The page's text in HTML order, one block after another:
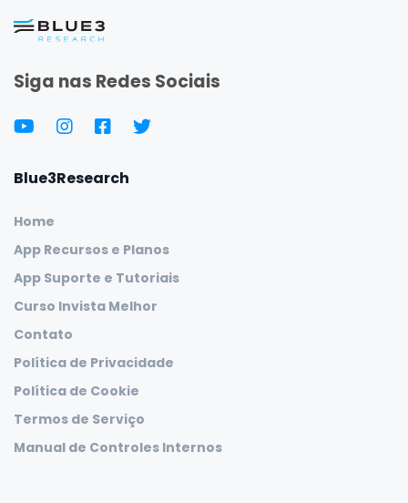
Siga nas Redes Sociais
Blue3Research
Home
App Recursos e Planos
App Suporte e Tutoriais
Curso Invista Melhor
Contato
Política de Privacidade
Política de Cookie
Termos de Serviço
Manual de Controles Internos